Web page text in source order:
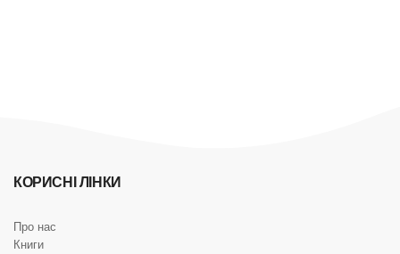
КОРИСНІ ЛІНКИ
Про нас
Книги